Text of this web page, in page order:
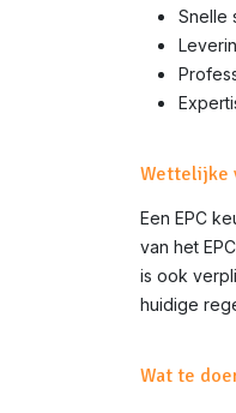
Snelle
Wettelijke
Een EPC
van het
is ook
huidige
Wat te